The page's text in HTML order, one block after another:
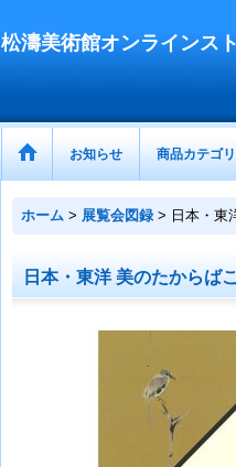
松濤美術館オンラインス
お知らせ 商品カテゴ
ホーム > 展覧会図録 > 日本・東
日本・東洋 美のたからば